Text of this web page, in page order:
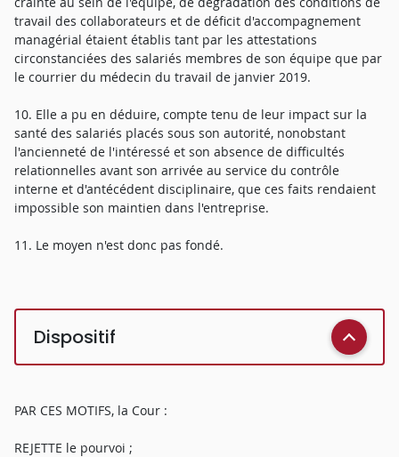
travail des collaborateurs et de déficit d'accompagnement
managérial étaient établis tant par les attestations
circonstanciées des salariés membres de son équipe que par
le courrier du médecin du travail de janvier 2019.
10. Elle a pu en déduire, compte tenu de leur impact sur la
santé des salariés placés sous son autorité, nonobstant
l'ancienneté de l'intéressé et son absence de difficultés
relationnelles avant son arrivée au service du contrôle
interne et d'antécédent disciplinaire, que ces faits rendaient
impossible son maintien dans l'entreprise.
11. Le moyen n'est donc pas fondé.
Dispositif
PAR CES MOTIFS, la Cour :
REJETTE le pourvoi ;